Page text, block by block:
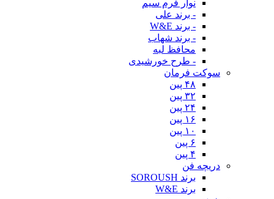
نوار فرم سیم
- برند علی
- برند W&E
- برند شهاب
محافظ لبه
- طرح خورشیدی
سوکت فرمان
۴۸ پین
۳۲ پین
۲۴ پین
۱۶ پین
۱۰ پین
۶ پین
۴ پین
دریچه فن
برند SOROUSH
برند W&E